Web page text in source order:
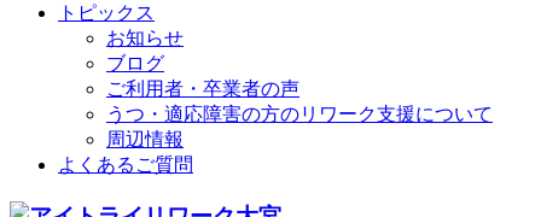
トピックス
お知らせ
ブログ
ご利用者・卒業者の声
うつ・適応障害の方のリワーク支援について
周辺情報
よくあるご質問